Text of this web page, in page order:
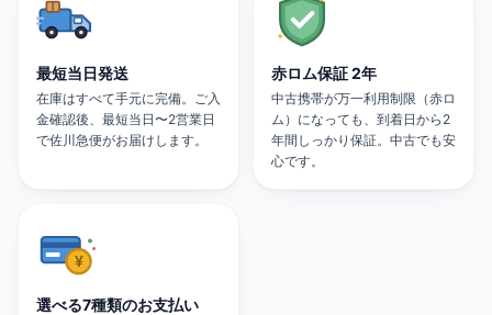
最短当日発送
在庫はすべて手元に完備。ご入
金確認後、最短当日〜2営業日
で佐川急便がお届けします。
赤ロム保証 2年
中古携帯が万一利用制限（赤ロ
ム）になっても、到着日から2
年間しっかり保証。中古でも安
心です。
選べる7種類のお支払い